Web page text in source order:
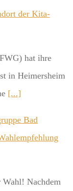
der Kita-
hat ihre
in Heimersheim
[...]
Bad
Nachdem